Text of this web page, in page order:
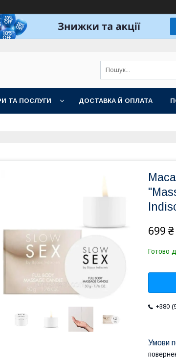
ТА ПОСЛУГИ ДОСТАВКА Й ОПЛАТА
699 ₴
Готово
+380